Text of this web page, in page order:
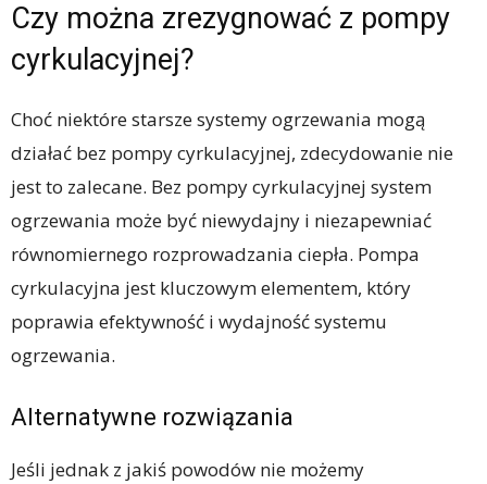
Czy można zrezygnować z pompy
cyrkulacyjnej?
Choć niektóre starsze systemy ogrzewania mogą
działać bez pompy cyrkulacyjnej, zdecydowanie nie
jest to zalecane. Bez pompy cyrkulacyjnej system
ogrzewania może być niewydajny i niezapewniać
równomiernego rozprowadzania ciepła. Pompa
cyrkulacyjna jest kluczowym elementem, który
poprawia efektywność i wydajność systemu
ogrzewania.
Alternatywne rozwiązania
Jeśli jednak z jakiś powodów nie możemy